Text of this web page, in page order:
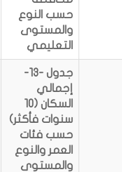
حسب النوع
والمستوى
التعليمي
جدول -13-
إجمالي
السكان (10
سنوات فأكثر)
حسب فئات
العمر والنوع
والمستوى